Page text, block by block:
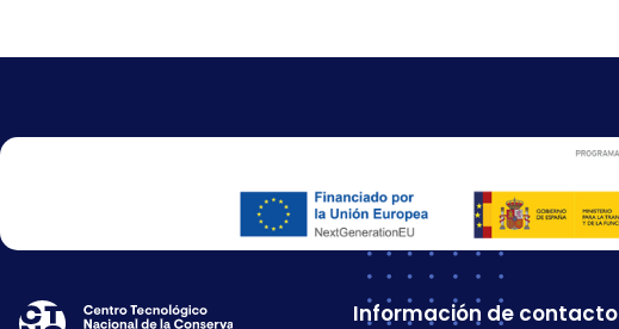
Información de contacto